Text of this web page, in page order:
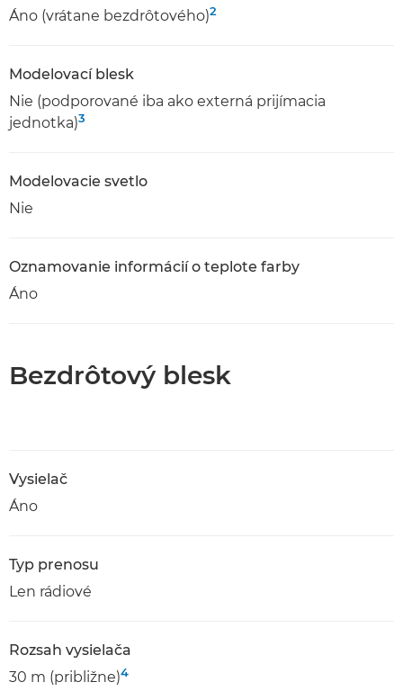
Áno (vrátane bezdrôtového)2
Modelovací blesk
Nie (podporované iba ako externá prijímacia
jednotka)3
Modelovacie svetlo
Nie
Oznamovanie informácií o teplote farby
Áno
Bezdrôtový blesk
Vysielač
Áno
Typ prenosu
Len rádiové
Rozsah vysielača
30 m (približne)4